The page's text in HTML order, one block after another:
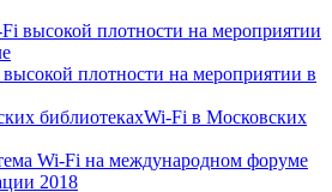
плотности на мероприятии в
Wi-Fi в Московских